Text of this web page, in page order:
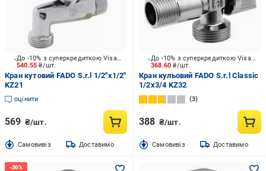
540.55₴/шт.
До -10% з суперкредиткою Visa Вигода
Кран кутовий FADO S.r.l 1/2"х1/2"
KZ21
оцінити
569 ₴/шт.
Cамовивіз Доставимо
368.60₴/шт.
До -10% з суперкредиткою Visa Вигода
Кран кульовий FADO S.r.l Classic
1/2x3/4 KZ32
3
388 ₴/шт.
Cамовивіз Доставимо